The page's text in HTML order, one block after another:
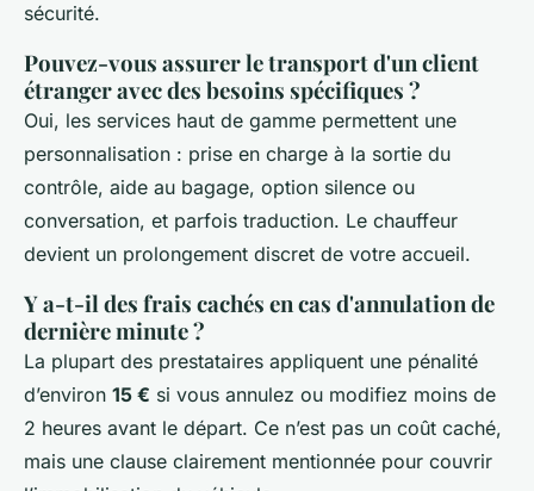
sécurité.
Pouvez-vous assurer le transport d'un client
étranger avec des besoins spécifiques ?
Oui, les services haut de gamme permettent une
personnalisation : prise en charge à la sortie du
contrôle, aide au bagage, option silence ou
conversation, et parfois traduction. Le chauffeur
devient un prolongement discret de votre accueil.
Y a-t-il des frais cachés en cas d'annulation de
dernière minute ?
La plupart des prestataires appliquent une pénalité
d’environ 15 € si vous annulez ou modifiez moins de
2 heures avant le départ. Ce n’est pas un coût caché,
mais une clause clairement mentionnée pour couvrir